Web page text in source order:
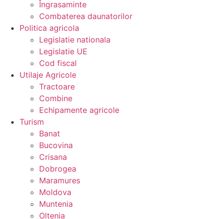
Îngrasaminte
Combaterea daunatorilor
Politica agricola
Legislatie nationala
Legislatie UE
Cod fiscal
Utilaje Agricole
Tractoare
Combine
Echipamente agricole
Turism
Banat
Bucovina
Crisana
Dobrogea
Maramures
Moldova
Muntenia
Oltenia